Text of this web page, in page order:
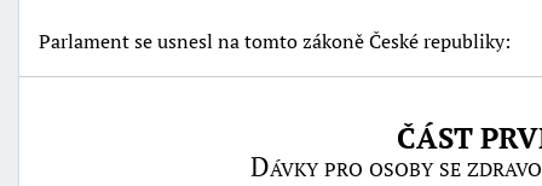
Parlament se usnesl na tomto zákoně České republiky:
ČÁST
Dávky pro osoby se
škody